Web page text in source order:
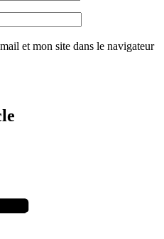
et mon site dans le navigateur